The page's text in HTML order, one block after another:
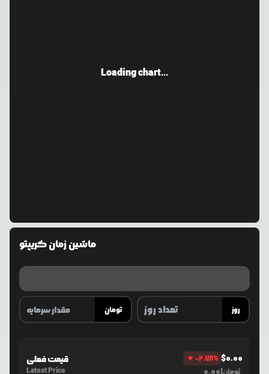
Loading chart...
ماشین زمان کریپتو
تومان روز
قیمت فعلی
Latest Price
-2.78% $0.00
0.001تومان